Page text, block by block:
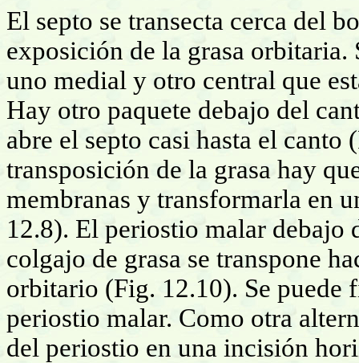
El septo se transecta cerca del
exposición de la grasa orbitaria.
uno medial y otro central que
Hay otro paquete debajo del
abre el septo casi hasta el
transposición de la grasa hay
membranas y transformarla en
12.8). El periostio malar debajo
colgajo de grasa se transpone
orbitario (Fig. 12.10). Se puede
periostio malar. Como otra
del periostio en una incisión